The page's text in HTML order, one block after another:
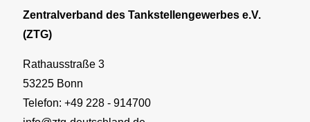
Zentralverband des Tankstellengewerbes e.V.
(ZTG)
Rathausstraße 3
53225 Bonn
Telefon: +49 228 - 914700